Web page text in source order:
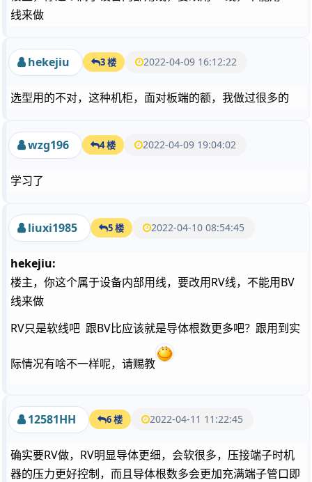
线来做
hekejiu 3 楼 2022-04-09 16:12:22
选型用的不对，这种机柜，面对板端的额，我做过很多的
wzg196 4 楼 2022-04-09 19:04:02
学习了
liuxi1985 5 楼 2022-04-10 08:54:45
hekejiu:
楼主，你这个属于设备内部用线，要改用RV线，不能用BV
线来做
RV只是软线吧 跟BV比应该就是导体根数更多吧？跟用到实
际情况有啥不一样呢，请赐教
12581HH 6 楼 2022-04-11 11:22:45
确实要RV做，RV明显导体更细，会软很多，压接端子时机
器的压力更好控制，而且导体根数多会更加充满端子管口即